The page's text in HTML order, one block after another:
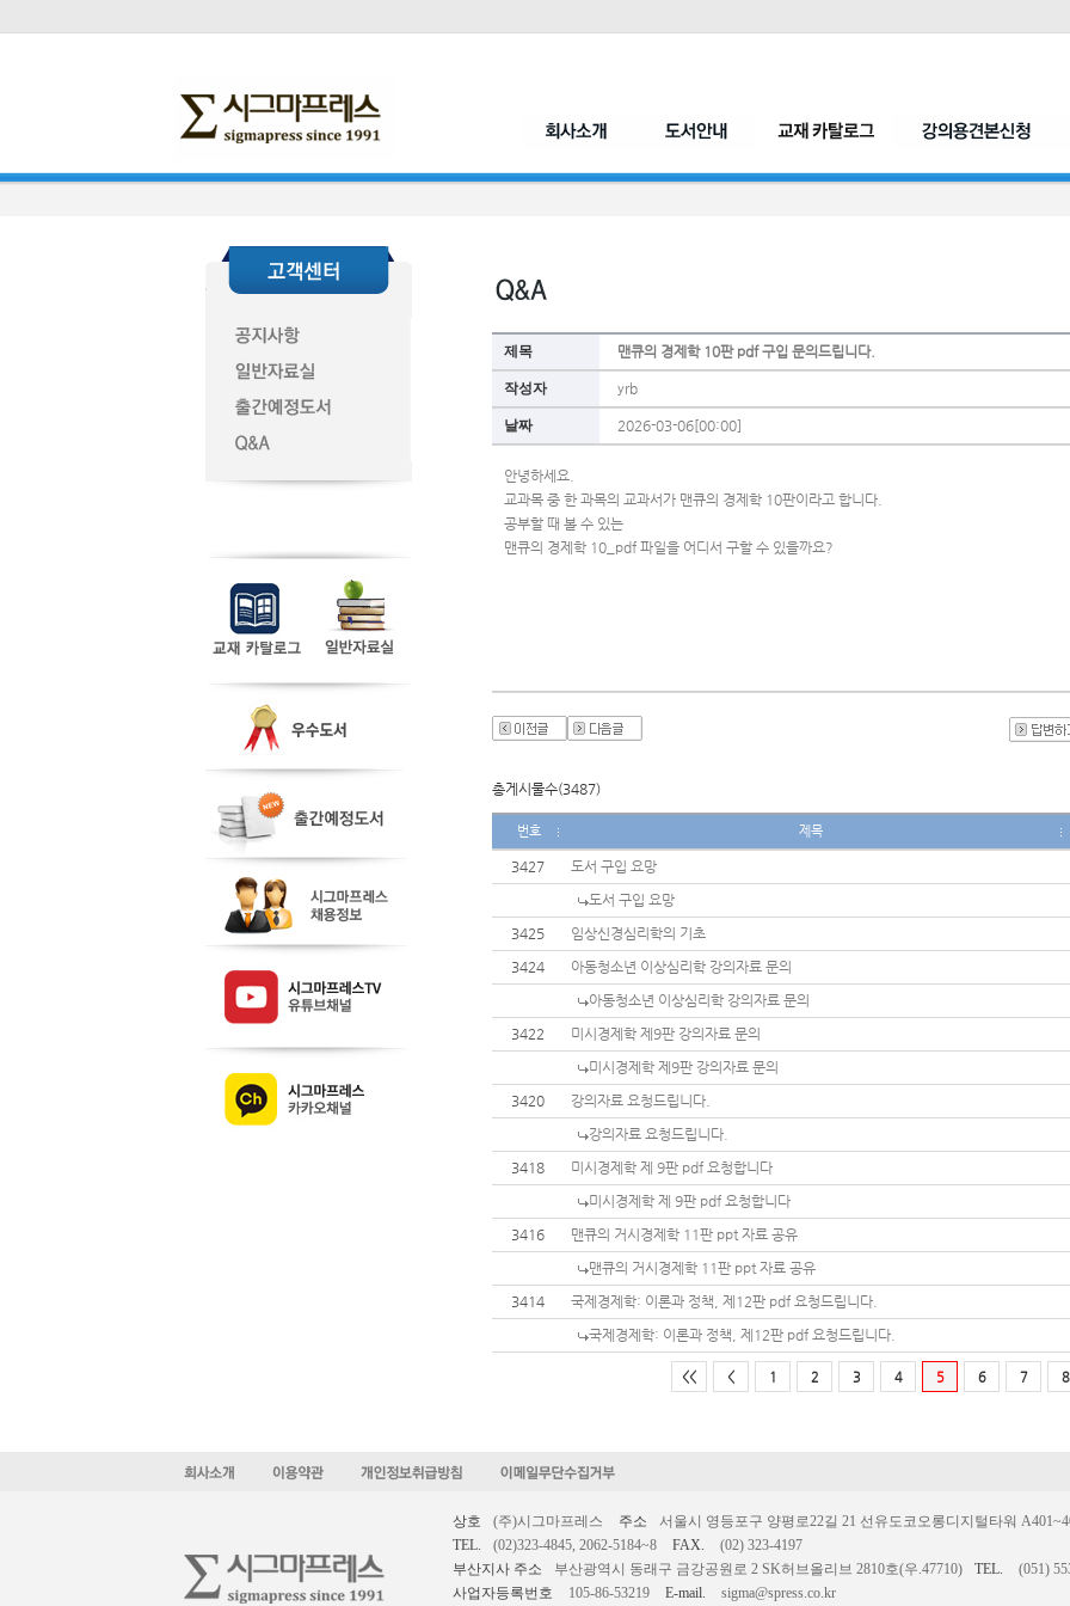
제목 맨큐의 경제학 10판 pdf 구입 문의드립니다.
작성자 yrb
날짜 2026-03-06[00:00]
안녕하세요.
교과목 중 한 과목의 교과서가 맨큐의 경제학 10판이라고 합니다.
공부할 때 볼 수 있는
맨큐의 경제학 10_pdf 파일을 어디서 구할 수 있을까요?
총게시물수(3487)
번호 제목
3427
도서 구입 요망
도서 구입 요망
3425
임상신경심리학의 기초
3424
아동청소년 이상심리학 강의자료 문의
아동청소년 이상심리학 강의자료 문의
3422
미시경제학 제9판 강의자료 문의
미시경제학 제9판 강의자료 문의
3420
강의자료 요청드립니다.
강의자료 요청드립니다.
3418
미시경제학 제 9판 pdf 요청합니다
미시경제학 제 9판 pdf 요청합니다
3416
맨큐의 거시경제학 11판 ppt 자료 공유
맨큐의 거시경제학 11판 ppt 자료 공유
3414
국제경제학: 이론과 정책, 제12판 pdf 요청드립니다.
국제경제학: 이론과 정책, 제12판 pdf 요청드립니다.
<< < 1 2 3 4 5 6 7 8
상호 (주)시그마프레스 주소
서울시 영등포구 양평로22길 21 선유도코오롱디지털타워
TEL.
(02)323-4845, 2062-5184~8 FAX.
(02) 323-4197
부산지사 주소
부산광역시 동래구 금강공원로 2 SK허브올리브 2810호(우.47710) TEL.
(051)
사업자등록번호
105-86-53219 E-mail. sigma@spress.co.kr